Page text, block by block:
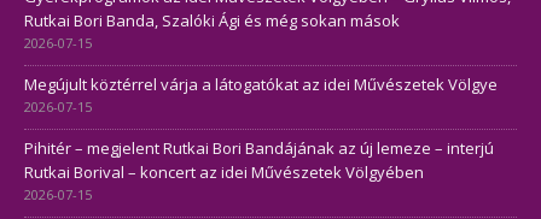
Rutkai Bori Banda, Szalóki Ági és még sokan mások
2026-07-15
Megújult köztérrel várja a látogatókat az idei Művészetek Völgye
2026-07-15
Pihitér – megjelent Rutkai Bori Bandájának az új lemeze – interjú
Rutkai Borival – koncert az idei Művészetek Völgyében
2026-07-15